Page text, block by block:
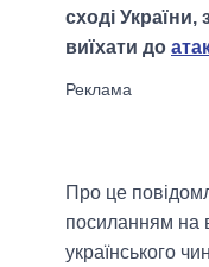
сході України,
виїхати до
Про це
посиланням на
українського